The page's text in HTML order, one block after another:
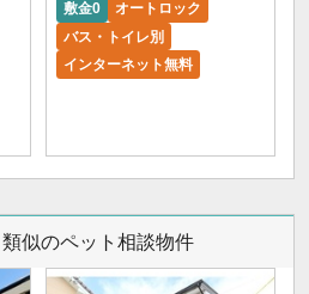
敷金0
オートロック
バス・トイレ別
インターネット無料
似のペット相談物件